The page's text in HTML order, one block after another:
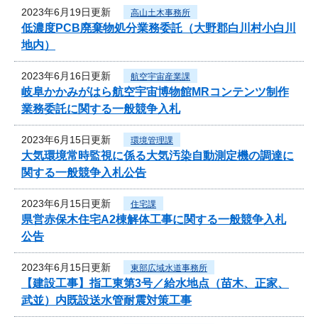
2023年6月19日更新 高山土木事務所
低濃度PCB廃棄物処分業務委託（大野郡白川村小白川
地内）
2023年6月16日更新 航空宇宙産業課
岐阜かかみがはら航空宇宙博物館MRコンテンツ制作
業務委託に関する一般競争入札
2023年6月15日更新 環境管理課
大気環境常時監視に係る大気汚染自動測定機の調達に
関する一般競争入札公告
2023年6月15日更新 住宅課
県営赤保木住宅A2棟解体工事に関する一般競争入札
公告
2023年6月15日更新 東部広域水道事務所
【建設工事】指工東第3号／給水地点（苗木、正家、
武並）内既設送水管耐震対策工事